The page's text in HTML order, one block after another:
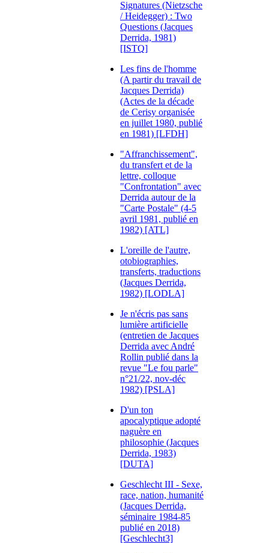
Signatures (Nietzsche
/ Heidegger) : Two
Questions (Jacques
Derrida, 1981)
[ISTQ]
Les fins de l'homme
(A partir du travail de
Jacques Derrida)
(Actes de la décade
de Cerisy organisée
en juillet 1980, publié
en 1981) [LFDH]
"Affranchissement",
du transfert et de la
lettre, colloque
"Confrontation" avec
Derrida autour de la
"Carte Postale" (4-5
avril 1981, publié en
1982) [ATL]
L'oreille de l'autre,
otobiographies,
transferts, traductions
(Jacques Derrida,
1982) [LODLA]
Je n'écris pas sans
lumière artificielle
(entretien de Jacques
Derrida avec André
Rollin publié dans la
revue "Le fou parle"
n°21/22, nov-déc
1982) [PSLA]
D'un ton
apocalyptique adopté
naguère en
philosophie (Jacques
Derrida, 1983)
[DUTA]
Geschlecht III - Sexe,
race, nation, humanité
(Jacques Derrida,
séminaire 1984-85
publié en 2018)
[Geschlecht3]